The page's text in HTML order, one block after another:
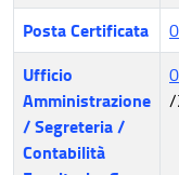
Posta Certificata
Ufficio
Amministrazione
/ Segreteria /
Contabilità
/